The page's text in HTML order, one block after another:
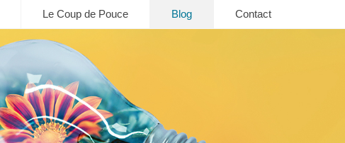
Le Coup de Pouce Blog Contact